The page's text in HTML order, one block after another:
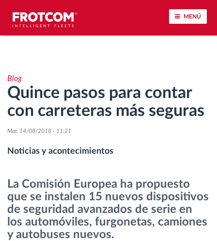
MENÚ
Análisis de la conducta en la conducción
Seguimiento del tiempo de conducción
Gestión de plantilla
Control de acceso
Gestión de combustible
Blog
Quince pasos para contar
con carreteras más seguras
Mar, 14/08/2018 - 11:21
Noticias y acontecimientos
La Comisión Europea ha propuesto
que se instalen 15 nuevos dispositivos
de seguridad avanzados de serie en
los automóviles, furgonetas, camiones
y autobuses nuevos.